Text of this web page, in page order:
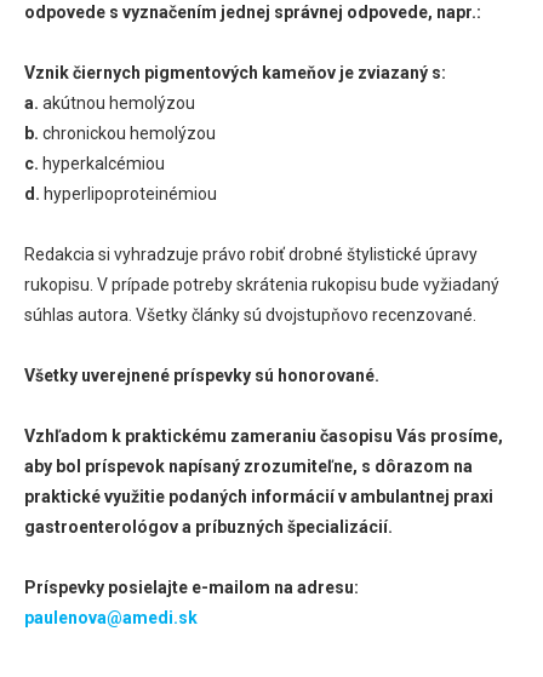
odpovede s vyznačením jednej správnej odpovede, napr.:
Vznik čiernych pigmentových kameňov je zviazaný s:
a. akútnou hemolýzou
b. chronickou hemolýzou
c. hyperkalcémiou
d. hyperlipoproteinémiou
Redakcia si vyhradzuje právo robiť drobné štylistické úpravy
rukopisu. V prípade potreby skrátenia rukopisu bude vyžiadaný
súhlas autora. Všetky články sú dvojstupňovo recenzované.
Všetky uverejnené príspevky sú honorované.
Vzhľadom k praktickému zameraniu časopisu Vás prosíme,
aby bol príspevok napísaný zrozumiteľne, s dôrazom na
praktické využitie podaných informácií v ambulantnej praxi
gastroenterológov a príbuzných špecializácií.
Príspevky posielajte e-mailom na adresu:
paulenova@amedi.sk